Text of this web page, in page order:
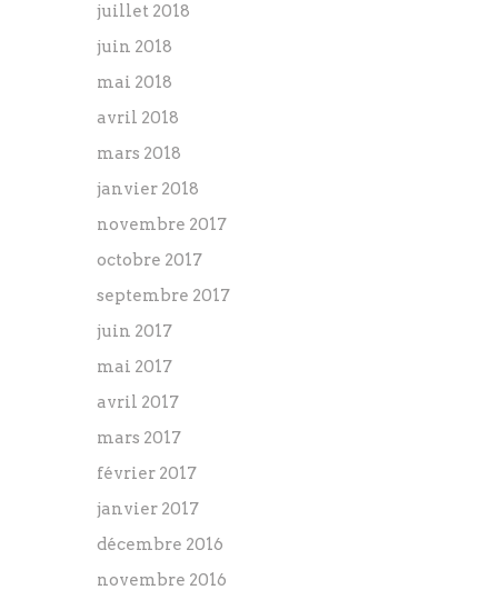
juillet 2018
juin 2018
mai 2018
avril 2018
mars 2018
janvier 2018
novembre 2017
octobre 2017
septembre 2017
juin 2017
mai 2017
avril 2017
mars 2017
février 2017
janvier 2017
décembre 2016
novembre 2016